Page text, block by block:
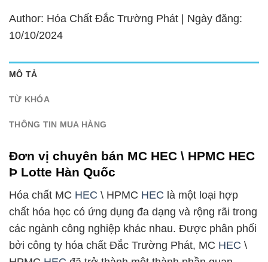
Author: Hóa Chất Đắc Trường Phát | Ngày đăng:
10/10/2024
MÔ TẢ
TỪ KHÓA
THÔNG TIN MUA HÀNG
Đơn vị chuyên bán MC HEC \ HPMC HEC
Þ Lotte Hàn Quốc
Hóa chất MC HEC \ HPMC HEC là một loại hợp
chất hóa học có ứng dụng đa dạng và rộng rãi trong
các ngành công nghiệp khác nhau. Được phân phối
bởi công ty hóa chất Đắc Trường Phát, MC HEC \